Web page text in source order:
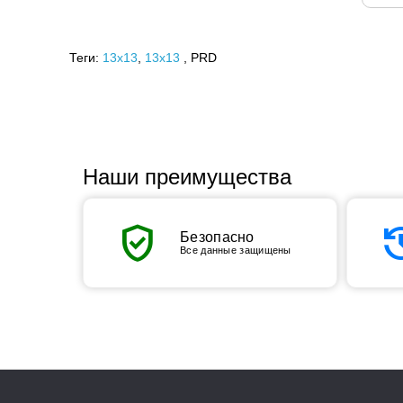
Теги: 13x13 13х13 , PRD
Наши преимущества
verified_user Безопасно
Все данные защищены